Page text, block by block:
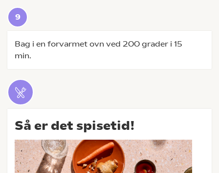
Bag i en forvarmet ovn ved 200 grader i 15
min.
Så er det spisetid!